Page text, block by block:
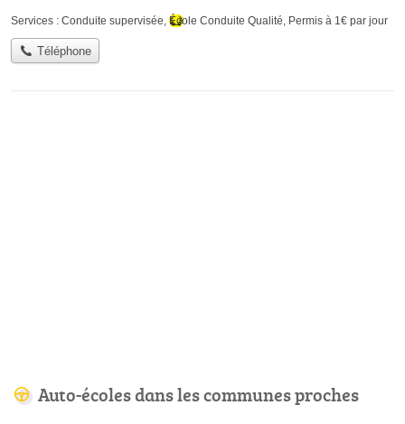
Services : Conduite supervisée École Conduite Qualité Permis à 1€ par jour
Téléphone
Auto-écoles dans les communes proches